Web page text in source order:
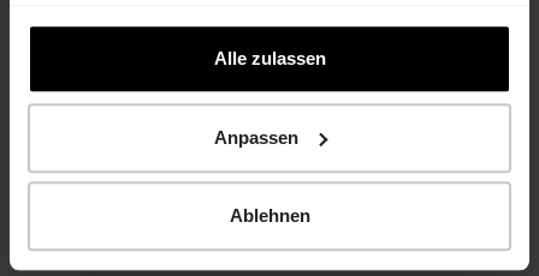
die sie im Rahmen Ihrer Nutzung der Dienste
Alle zulassen
Anpassen
Ablehnen
T +41 61 606 55 00